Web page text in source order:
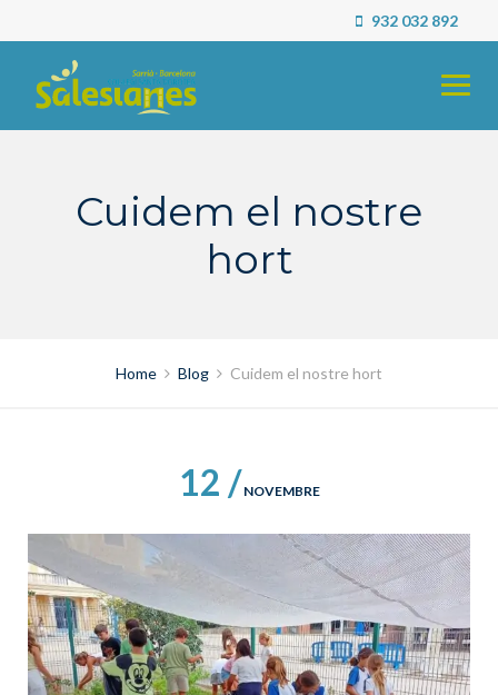
to
932 032 892
Cuidem el nostre
hort
Home Blog Cuidem el nostre hort
12 / NOVEMBRE